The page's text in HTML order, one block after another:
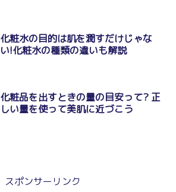
化粧水の目的は肌を潤すだけじゃな
い!化粧水の種類の違いも解説
化粧品を出すときの量の目安って? 正
しい量を使って美肌に近づこう
スポンサーリンク